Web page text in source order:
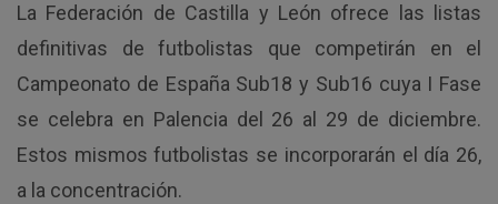
La Federación de Castilla y León ofrece las listas
definitivas de futbolistas que competirán en el
Campeonato de España Sub18 y Sub16 cuya I Fase
se celebra en Palencia del 26 al 29 de diciembre.
Estos mismos futbolistas se incorporarán el día 26,
a la concentración.